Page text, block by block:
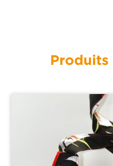
Produits